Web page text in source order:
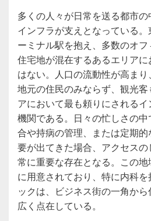
多くの人々が日常を送る都市
インフラが支えとなっている。
ーミナル駅を抱え、多数のオフ
住宅地が混在するあるエリア
はない。人口の流動性が高ま
地元の住民のみならず、観光
アにおいて最も頼りにされる
機関である。日々の忙しさの
合や持病の管理、または定期
要が出てきた場合、アクセス
常に重要な存在となる。この
に用意されており、特に内科
ックは、ビジネス街の一角か
広く点在している。